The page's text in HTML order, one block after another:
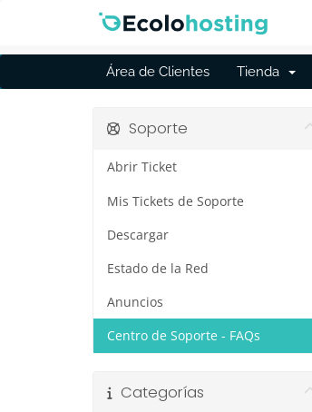
Área de Clientes Tienda
Soporte
Mis Tickets de Soporte
Anuncios
Centro de Soporte - FAQs
Descargar
Estado de la Red
Abrir Ticket
Categorías